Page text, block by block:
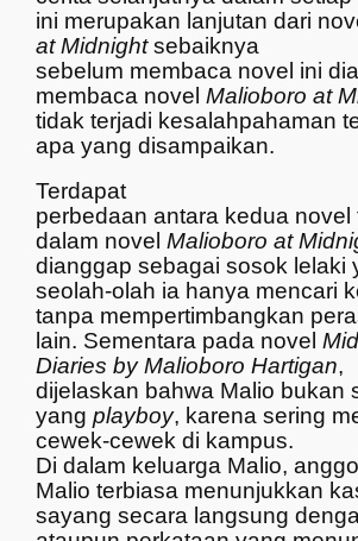
ini merupakan lanjutan dari
at Midnightsebaiknya
sebelum membaca novel ini
membaca novelMalioboro at
tidak terjadi kesalahpahaman
apa yang disampaikan.
Terdapat
perbedaan antara kedua novel
dalam novelMalioboro at
dianggap sebagai sosok lelaki
seolah-olah ia hanya mencari
tanpa mempertimbangkan
lain. Sementara pada novel
Diaries by Malioboro Hartigan,
dijelaskan bahwa Malio bukan
yangplayboy, karena sering
cewek-cewek di kampus.
Di dalam keluarga Malio,
Malio terbiasa menunjukkan
sayang secara langsung